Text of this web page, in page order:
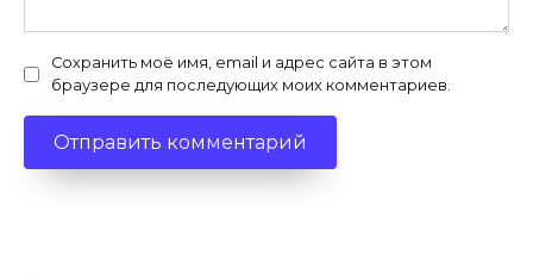
Сохранить моё имя, email и адрес сайта в этом
браузере для последующих моих комментариев.